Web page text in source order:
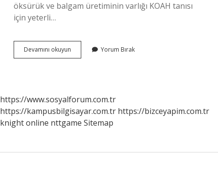
öksürük ve balgam üretiminin varlığı KOAH tanısı
için yeterli…
Devamını okuyun
Ve
Yorum Bırak
https://www.sosyalforum.com.tr
https://kampusbilgisayar.com.tr https://bizceyapim.com.tr
knight online nttgame Sitemap